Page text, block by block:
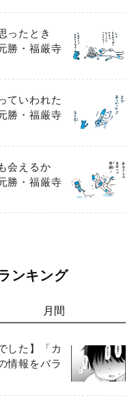
ったとき
勝・福厳寺
ていわれた
勝・福厳寺
会えるか
勝・福厳寺
ンキング
月間
した】「カ
情報をバラ